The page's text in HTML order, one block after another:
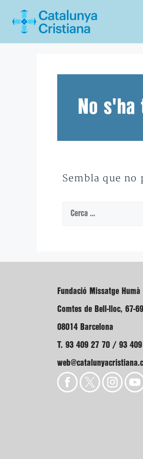
No
Sembla que
Cerca:
Fundació Missatge
Comtes de Bell-lloc, 67-69
08014 Barcelona
T. 93 409 27 70 / 93